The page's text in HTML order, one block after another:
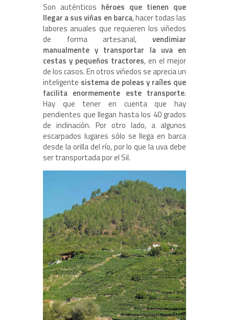
Son auténticos héroes que tienen que
llegar a sus viñas en barca, hacer todas las
labores anuales que requieren los viñedos
de forma artesanal, vendimiar
manualmente y transportar la uva en
cestas y pequeños tractores, en el mejor
de los casos. En otros viñedos se aprecia un
inteligente sistema de poleas y raíles que
facilita enormemente este transporte.
Hay que tener en cuenta que hay
pendientes que llegan hasta los 40 grados
de inclinación. Por otro lado, a algunos
escarpados lugares sólo se llega en barca
desde la orilla del río, por lo que la uva debe
ser transportada por el Sil.